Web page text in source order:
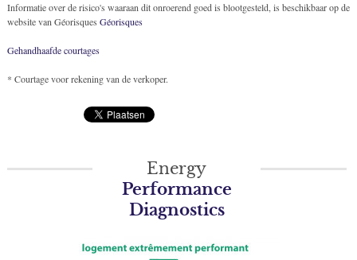
Informatie over de risico's waaraan dit onroerend goed is blootgesteld, is beschikbaar op de
website van Géorisques Géorisques
Gehandhaafde courtages
* Courtage voor rekening van de verkoper.
Energy
Performance
Diagnostics